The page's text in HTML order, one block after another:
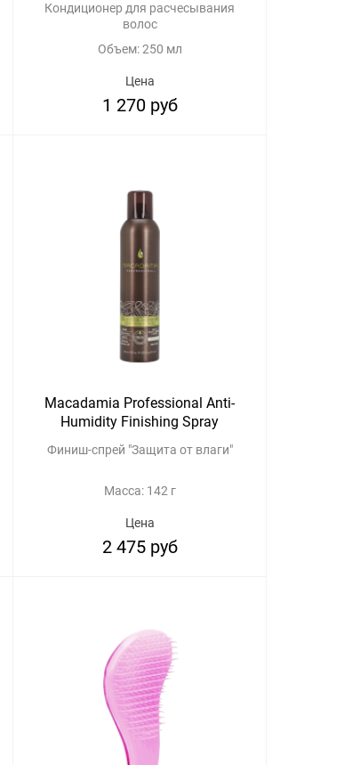
Кондиционер для расчесывания
волос
Объем: 250 мл
Цена
1 270 руб
Macadamia Professional Anti-
Humidity Finishing Spray
Финиш-спрей "Защита от влаги"
Масса: 142 г
Цена
2 475 руб